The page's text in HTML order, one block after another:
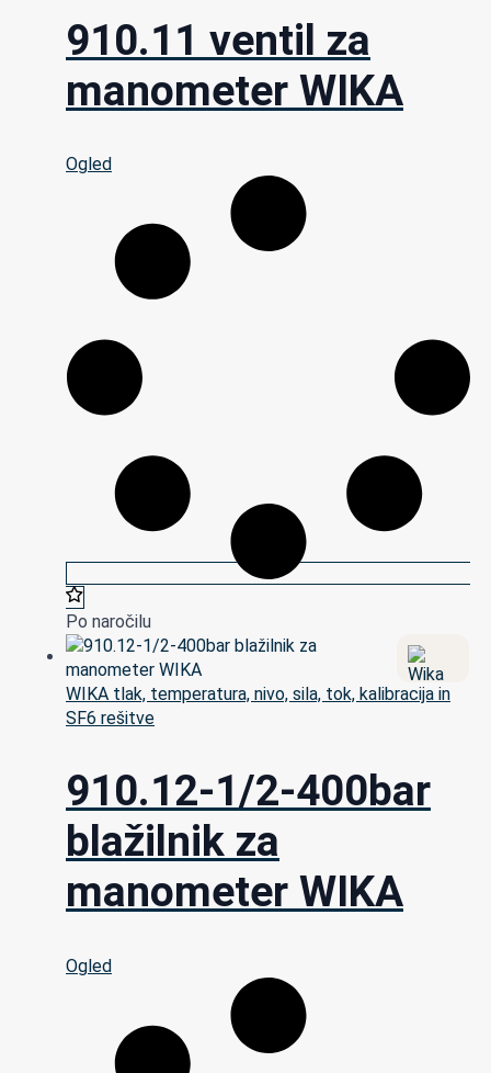
910.11 ventil za
manometer WIKA
Ogled
Po naročilu
WIKA tlak, temperatura, nivo, sila, tok, kalibracija in
SF6 rešitve
910.12-1/2-400bar
blažilnik za
manometer WIKA
Ogled